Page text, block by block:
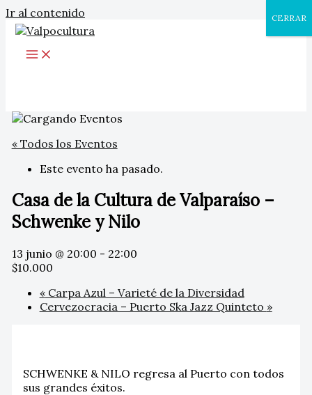
Ir al contenido
« Todos los Eventos
Este evento ha pasado.
Casa de la Cultura de Valparaíso –
Schwenke y Nilo
13 junio @ 20:00 - 22:00
$10.000
«Carpa Azul – Varieté de la Diversidad
Cervezocracia – Puerto Ska Jazz Quinteto »
SCHWENKE & NILO regresa al Puerto con todos
sus grandes éxitos.
CERRAR